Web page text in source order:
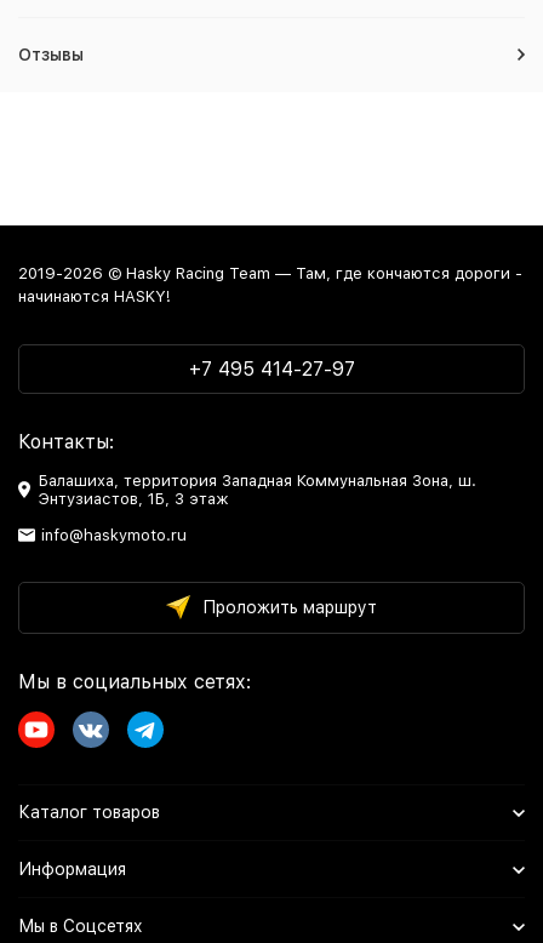
Отзывы
2019-2026 © Hasky Racing Team — Там, где кончаются дороги -
начинаются HASKY!
+7 495 414-27-97
Контакты:
Балашиха, территория Западная Коммунальная Зона, ш.
Энтузиастов, 1Б, 3 этаж
info@haskymoto.ru
Проложить маршрут
Мы в социальных сетях:
Каталог товаров
Информация
Мы в Соцсетях